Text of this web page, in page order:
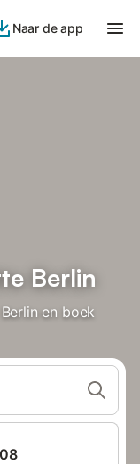
Naar de app
Berlin
en boek